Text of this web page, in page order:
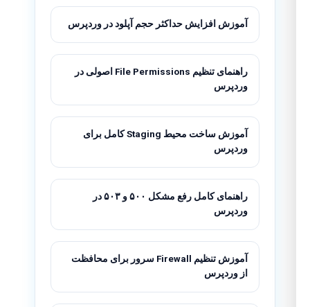
آموزش افزایش حداکثر حجم آپلود در وردپرس
راهنمای تنظیم File Permissions اصولی در
وردپرس
آموزش ساخت محیط Staging کامل برای
وردپرس
راهنمای کامل رفع مشکل ۵۰۰ و ۵۰۳ در
وردپرس
آموزش تنظیم Firewall سرور برای محافظت
از وردپرس